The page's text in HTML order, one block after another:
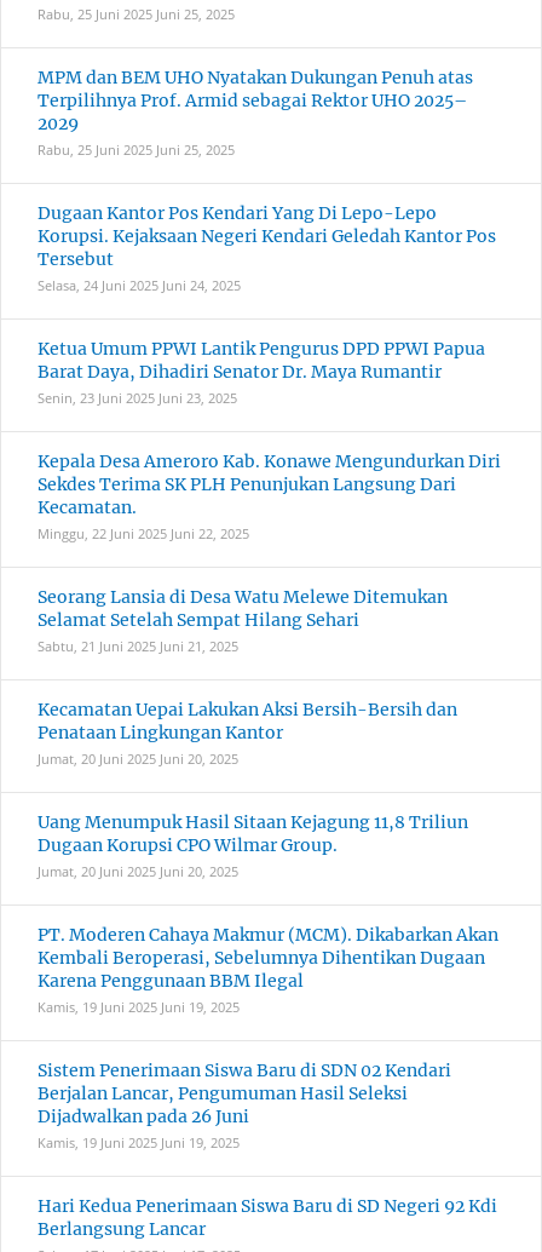
Rabu, 25 Juni 2025 Juni 25, 2025
MPM dan BEM UHO Nyatakan Dukungan Penuh atas
Terpilihnya Prof. Armid sebagai Rektor UHO 2025–
2029
Rabu, 25 Juni 2025 Juni 25, 2025
Dugaan Kantor Pos Kendari Yang Di Lepo-Lepo
Korupsi. Kejaksaan Negeri Kendari Geledah Kantor Pos
Tersebut
Selasa, 24 Juni 2025 Juni 24, 2025
Ketua Umum PPWI Lantik Pengurus DPD PPWI Papua
Barat Daya, Dihadiri Senator Dr. Maya Rumantir
Senin, 23 Juni 2025 Juni 23, 2025
Kepala Desa Ameroro Kab. Konawe Mengundurkan Diri
Sekdes Terima SK PLH Penunjukan Langsung Dari
Kecamatan.
Minggu, 22 Juni 2025 Juni 22, 2025
Seorang Lansia di Desa Watu Melewe Ditemukan
Selamat Setelah Sempat Hilang Sehari
Sabtu, 21 Juni 2025 Juni 21, 2025
Kecamatan Uepai Lakukan Aksi Bersih-Bersih dan
Penataan Lingkungan Kantor
Jumat, 20 Juni 2025 Juni 20, 2025
Uang Menumpuk Hasil Sitaan Kejagung 11,8 Triliun
Dugaan Korupsi CPO Wilmar Group.
Jumat, 20 Juni 2025 Juni 20, 2025
PT. Moderen Cahaya Makmur (MCM). Dikabarkan Akan
Kembali Beroperasi, Sebelumnya Dihentikan Dugaan
Karena Penggunaan BBM Ilegal
Kamis, 19 Juni 2025 Juni 19, 2025
Sistem Penerimaan Siswa Baru di SDN 02 Kendari
Berjalan Lancar, Pengumuman Hasil Seleksi
Dijadwalkan pada 26 Juni
Kamis, 19 Juni 2025 Juni 19, 2025
Hari Kedua Penerimaan Siswa Baru di SD Negeri 92 Kdi
Berlangsung Lancar